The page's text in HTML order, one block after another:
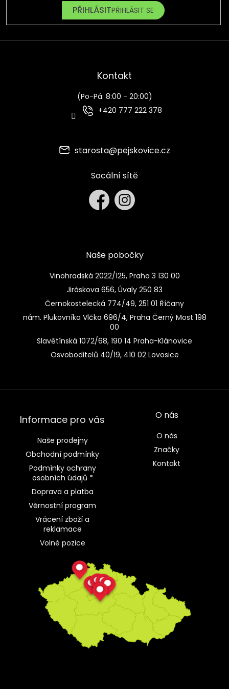
PŘIHLÁSIT SE
Kontakt
(Po-Pá: 8:00 - 20:00)
+420 777 222 378
starosta@pejskovice.cz
Socální sítě
Naše pobočky
Vinohradská 2022/125, Praha 3 130 00
Jiráskova 656, Úvaly 250 83
Černokostelecká 774/49, 251 01 Říčany
nám. Plukovníka Vlčka 696/4, Praha Černý Most 198
00
Slavětínská 1072/68, 190 14 Praha-Klánovice
Osvoboditelů 40/19, 410 02 Lovosice
Informace pro vás
Naše prodejny
Obchodní podmínky
Podmínky ochrany
osobních údajů *
Doprava a platba
Věrnostní program
Vrácení zboží a
reklamace
Volné pozice
O nás
O nás
Značky
Kontakt